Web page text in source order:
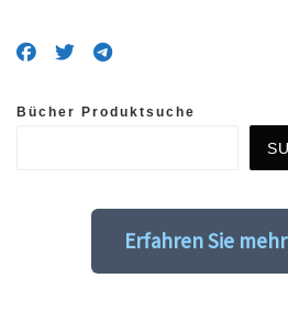
Bücher Produktsuche
Erfahren Sie